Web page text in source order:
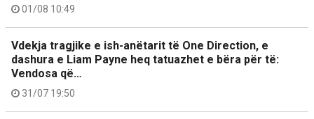
01/08 10:49
Vdekja tragjike e ish-anëtarit të One Direction, e
dashura e Liam Payne heq tatuazhet e bëra për të:
Vendosa që…
31/07 19:50